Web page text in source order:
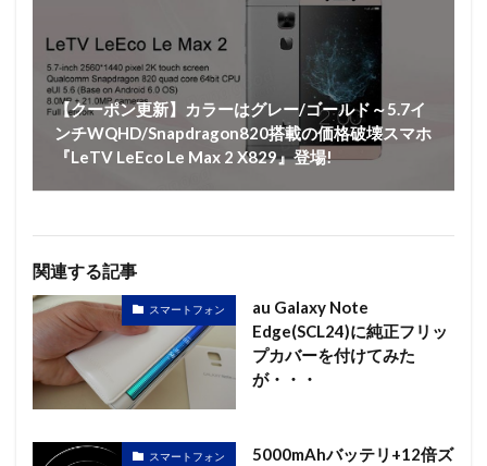
【クーポン更新】カラーはグレー/ゴールド～5.7イ
ンチWQHD/Snapdragon820搭載の価格破壊スマホ
『LeTV LeEco Le Max 2 X829』登場!
関連する記事
スマートフォン
au Galaxy Note
Edge(SCL24)に純正フリッ
プカバーを付けてみた
が・・・
スマートフォン
5000mAhバッテリ+12倍ズ